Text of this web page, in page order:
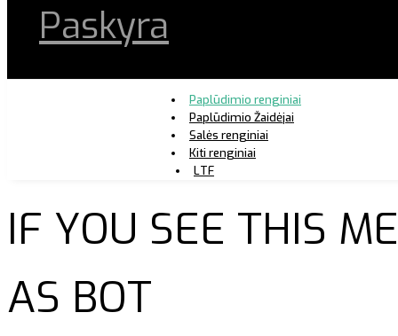
Paskyra
Paplūdimio renginiai
Paplūdimio Žaidėjai
Salės renginiai
Kiti renginiai
LTF
IF YOU SEE THIS
AS BOT